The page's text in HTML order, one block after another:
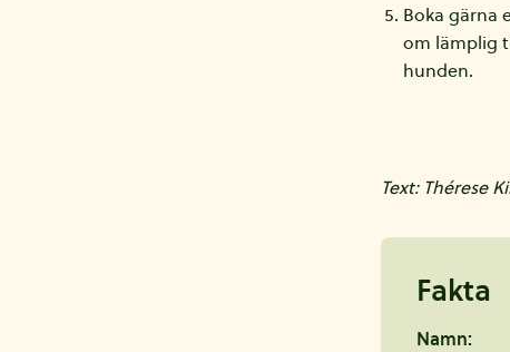
Boka gärna
om lämplig
hunden.
Text: Thérese
Fakta
Namn: